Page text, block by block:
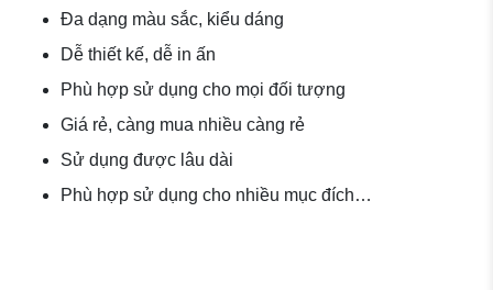
Đa dạng màu sắc, kiểu dáng
Dễ thiết kế, dễ in ấn
Phù hợp sử dụng cho mọi đối tượng
Giá rẻ, càng mua nhiều càng rẻ
Sử dụng được lâu dài
Phù hợp sử dụng cho nhiều mục đích…